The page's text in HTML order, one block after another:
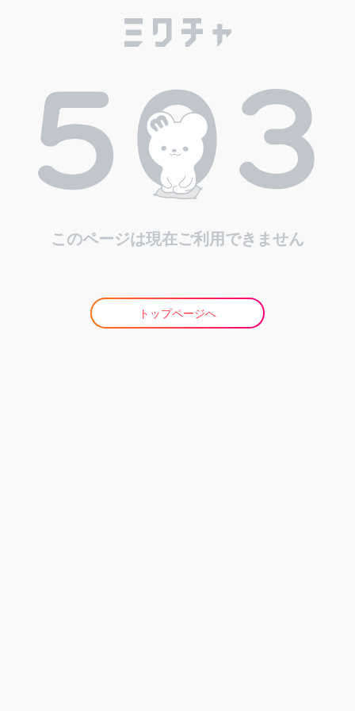
このページは現在ご利用できません